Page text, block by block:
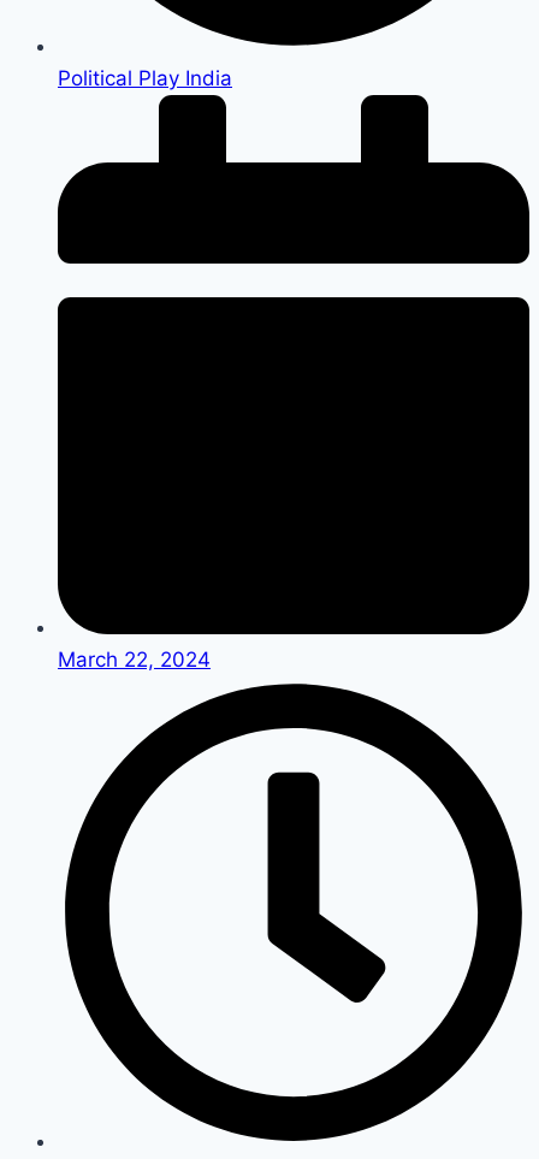
Political Play India
March 22, 2024